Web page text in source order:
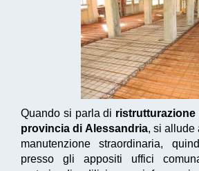
Quando si parla di
provincia di Alessandria, si allude
manutenzione straordinaria,
presso gli appositi uffici